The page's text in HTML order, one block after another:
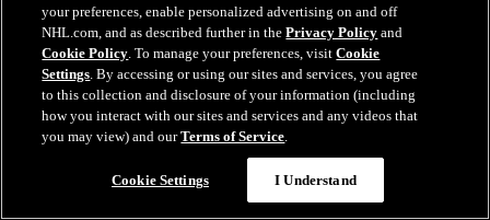
your preferences, enable personalized advertising on and off
NHL.com, and as described further in thePrivacy Policy and
Cookie Policy. To manage your preferences, visitCookie
Settings. By accessing or using our sites and services, you agree
to this collection and disclosure of your information (including
how you interact with our sites and services and any videos that
you may view) and ourTerms of Service.
Cookie Settings I Understand